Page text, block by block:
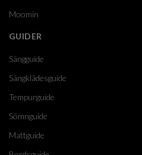
Moomin
GUIDER
Sängguide
Sängklädesguide
Tempurguide
Sömnguide
Mattguide